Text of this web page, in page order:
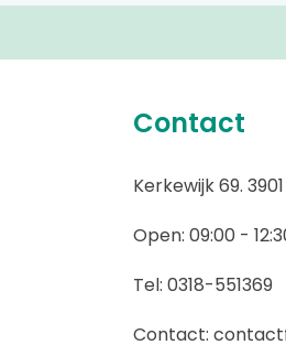
Contact
Kerkewijk 69.
Open: 09:00 -
Tel: 0318-551369
Contact: